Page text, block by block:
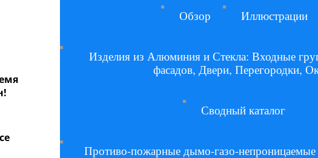
Обзор Иллюстрации
Изделия из Алюминия и Стекла: Входные
фасадов, Двери, Перегородки,
Сводный каталог
Противо-пожарные дымо-газо-непроницаемые